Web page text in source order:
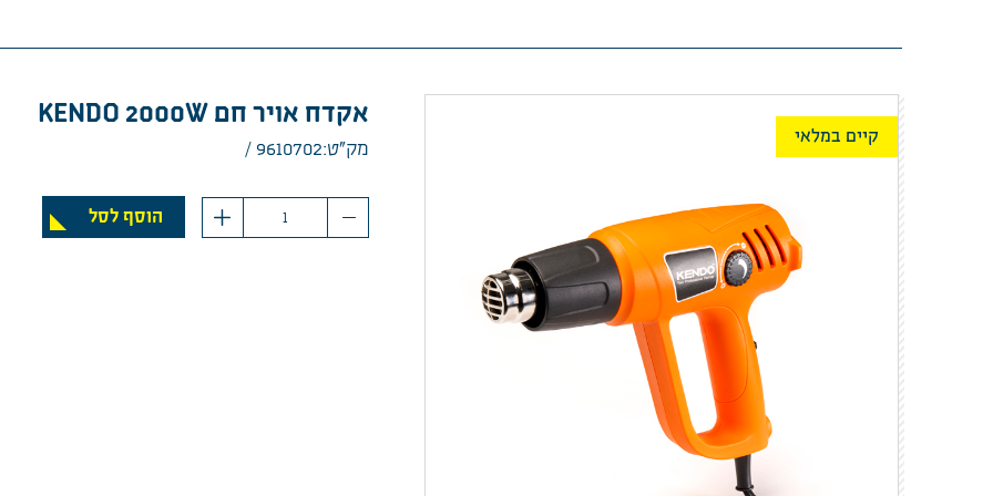
קיים במלאי
אקדח אויר חם KENDO 2000W
מק”ט:9610702
הוסף לסל